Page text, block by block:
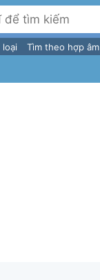
loại Tìm theo hợp âm